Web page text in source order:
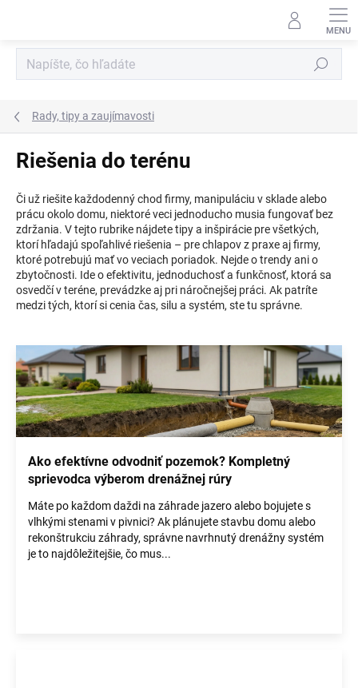
Hľadať
Rady, tipy a zaujímavosti
Riešenia do terénu
Či už riešite každodenný chod firmy, manipuláciu v sklade alebo
prácu okolo domu, niektoré veci jednoducho musia fungovať bez
zdržania. V tejto rubrike nájdete tipy a inšpirácie pre všetkých,
ktorí hľadajú spoľahlivé riešenia – pre chlapov z praxe aj firmy,
ktoré potrebujú mať vo veciach poriadok. Nejde o trendy ani o
zbytočnosti. Ide o efektivitu, jednoduchosť a funkčnosť, ktorá sa
osvedčí v teréne, prevádzke aj pri náročnejšej práci. Ak patríte
medzi tých, ktorí si cenia čas, silu a systém, ste tu správne.
ý
p
i
s
č
l
Ako efektívne odvodniť pozemok? Kompletný
sprievodca výberom drenážnej rúry
Máte po každom daždi na záhrade jazero alebo bojujete s
vlhkými stenami v pivnici? Ak plánujete stavbu domu alebo
rekonštrukciu záhrady, správne navrhnutý drenážny systém
je to najdôležitejšie, čo mus...